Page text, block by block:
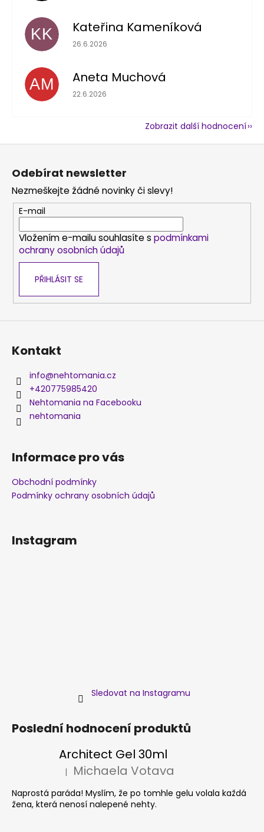
KK Kateřina Kameníková
Hodnocení obchodu je 5 z 5 hvězdiček.
26.6.2026
AM Aneta Muchová
Hodnocení obchodu je 5 z 5 hvězdiček.
22.6.2026
Zobrazit další hodnocení
Z
Odebírat newsletter
Nezmeškejte žádné novinky či slevy!
E-mail
Vložením e-mailu souhlasíte s podmínkami
ochrany osobních údajů
PŘIHLÁSIT SE
Kontakt
info@nehtomania.cz
+420775985420
Nehtomania na Facebooku
nehtomania
Informace pro vás
Obchodní podmínky
Podmínky ochrany osobních údajů
Instagram
Sledovat na Instagramu
Poslední hodnocení produktů
Architect Gel 30ml
Hodnocení produktu je 5 z 5 hvězdiček.
| Michaela Votava
Naprostá paráda! Myslím, že po tomhle gelu volala každá
žena, která nenosí nalepené nehty.